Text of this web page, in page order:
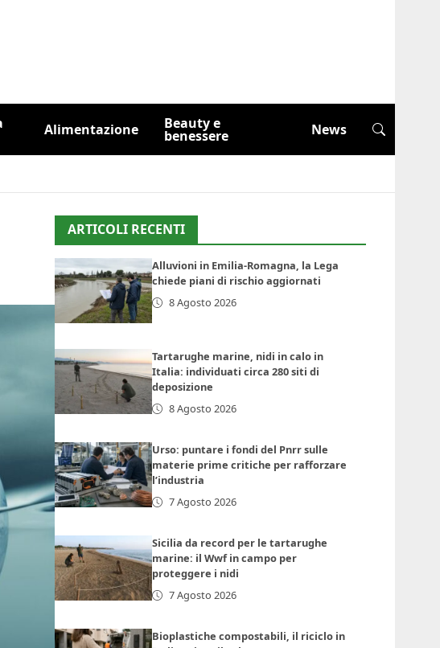
Alimentazione Beauty e
benessere News
ARTICOLI RECENTI
Alluvioni in Emilia-Romagna, la Lega
chiede piani di rischio aggiornati
8 Agosto 2026
Tartarughe marine, nidi in calo in
Italia: individuati circa 280 siti di
deposizione
8 Agosto 2026
Urso: puntare i fondi del Pnrr sulle
materie prime critiche per rafforzare
l’industria
7 Agosto 2026
Sicilia da record per le tartarughe
marine: il Wwf in campo per
proteggere i nidi
7 Agosto 2026
Bioplastiche compostabili, il riciclo in